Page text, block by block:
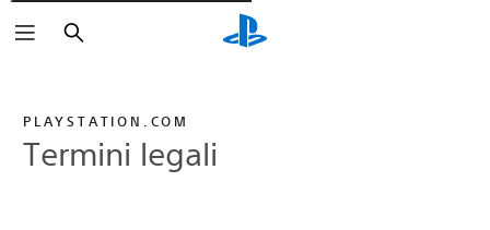
Cerca
PLAYSTATION.COM
Termini legali